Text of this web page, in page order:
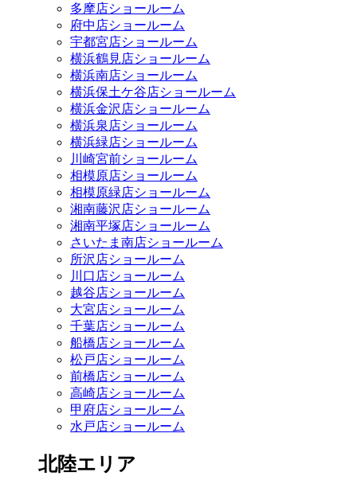
多摩店ショールーム
府中店ショールーム
宇都宮店ショールーム
横浜鶴見店ショールーム
横浜南店ショールーム
横浜保土ケ谷店ショールーム
横浜金沢店ショールーム
横浜泉店ショールーム
横浜緑店ショールーム
川崎宮前ショールーム
相模原店ショールーム
相模原緑店ショールーム
湘南藤沢店ショールーム
湘南平塚店ショールーム
さいたま南店ショールーム
所沢店ショールーム
川口店ショールーム
越谷店ショールーム
大宮店ショールーム
千葉店ショールーム
船橋店ショールーム
松戸店ショールーム
前橋店ショールーム
高崎店ショールーム
甲府店ショールーム
水戸店ショールーム
北陸エリア